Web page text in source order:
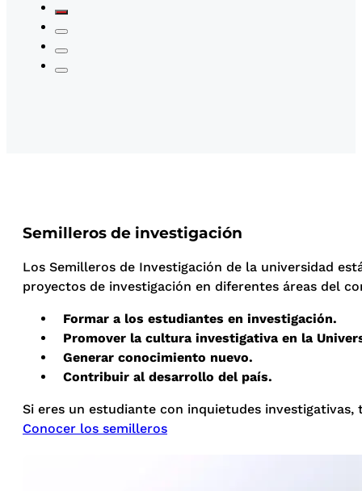
Semilleros de investigación
Los Semilleros de Investigación de la universidad
proyectos de investigación en diferentes áreas del
Formar a los estudiantes en investigación.
Promover la cultura investigativa en la
Generar conocimiento nuevo.
Contribuir al desarrollo del país.
Si eres un estudiante con inquietudes
Conocer los semilleros